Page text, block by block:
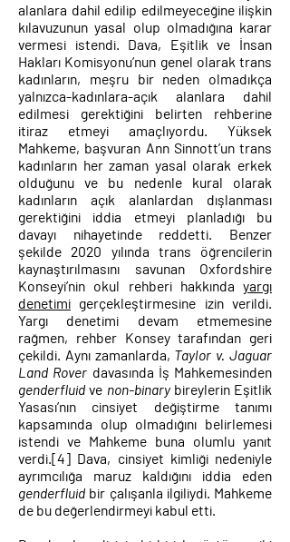
alanlara dahil edilip edilmeyeceğine ilişkin
kılavuzunun yasal olup olmadığına karar
vermesi istendi. Dava, Eşitlik ve İnsan
Hakları Komisyonu’nun genel olarak trans
kadınların, meşru bir neden olmadıkça
yalnızca-kadınlara-açık alanlara dahil
edilmesi gerektiğini belirten rehberine
itiraz etmeyi amaçlıyordu. Yüksek
Mahkeme, başvuran Ann Sinnott’un trans
kadınların her zaman yasal olarak erkek
olduğunu ve bu nedenle kural olarak
kadınların açık alanlardan dışlanması
gerektiğini iddia etmeyi planladığı bu
davayı nihayetinde reddetti. Benzer
şekilde 2020 yılında trans öğrencilerin
kaynaştırılmasını savunan Oxfordshire
Konseyi’nin okul rehberi hakkında yargı
denetimi gerçekleştirmesine izin verildi.
Yargı denetimi devam etmemesine
rağmen, rehber Konsey tarafından geri
çekildi. Aynı zamanlarda, Taylor v. Jaguar
Land Rover davasında İş Mahkemesinden
genderfluid ve non-binarybireylerin Eşitlik
Yasası’nın cinsiyet değiştirme tanımı
kapsamında olup olmadığını belirlemesi
istendi ve Mahkeme buna olumlu yanıt
verdi.[4] Dava, cinsiyet kimliği nedeniyle
ayrımcılığa maruz kaldığını iddia eden
genderfluid bir çalışanla ilgiliydi. Mahkeme
de bu değerlendirmeyi kabul etti.